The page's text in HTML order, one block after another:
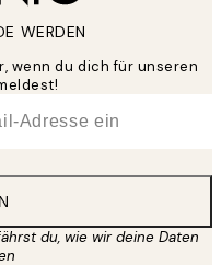
WERDEN
wenn du dich für unseren
du, wie wir deine Daten